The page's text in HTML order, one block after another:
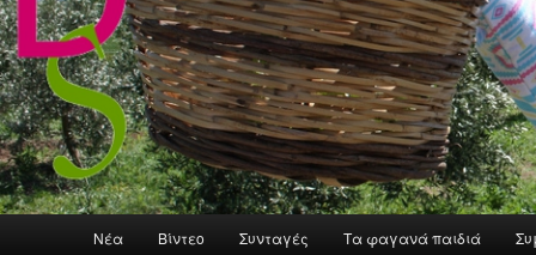
Skip to primary content
Skip to secondary content
Νέα Βίντεο Συνταγές Τα φαγανά παιδιά